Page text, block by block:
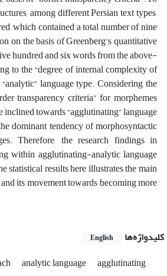
among different Persian text types,
which contained a total number of nine
on the basis of Greenberg’s quantitative
hundred and six words from the above-
to the “degree of internal complexity of
language type. Considering the
transparency criteria” for morphemes
towards “agglutinating” language
dominant tendency of morphosyntactic
Therefore, the research findings in
within agglutinating-analytic language
statistical results here illustrates the main
its movement towards becoming more
کلیدواژه‌ها English
analytic language
agglutinating